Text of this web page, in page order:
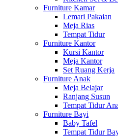
Furniture Kamar
Lemari Pakaian
Meja Rias
Tempat Tidur
Furniture Kantor
Kursi Kantor
Meja Kantor
Set Ruang Kerja
Furniture Anak
Meja Belajar
Ranjang Susun
Tempat Tidur
Furniture Bayi
Baby Tafel
Tempat Tidur